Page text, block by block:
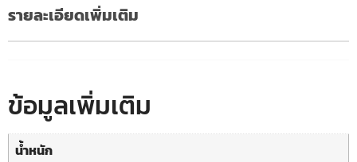
รายละเอียดเพิ่มเติม
ข้อมูลเพิ่มเติม
น้ำหนัก